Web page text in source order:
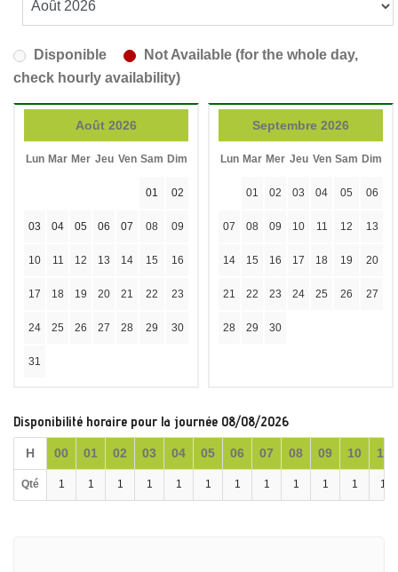
Disponible
Not Available (for the whole day,
check hourly availability)
Août 2026
Lun Mar Mer Jeu Ven Sam Dim
01 02
03 04 05 06 07 08 09
10 11 12 13 14 15 16
17 18 19 20 21 22 23
24 25 26 27 28 29 30
31
Septembre 2026
Lun Mar Mer Jeu Ven Sam Dim
01 02 03 04 05 06
07 08 09 10 11 12 13
14 15 16 17 18 19 20
21 22 23 24 25 26 27
28 29 30
Disponibilité horaire pour la journée 08/08/2026
H 00 01 02 03 04 05 06 07 08 09 10 11
Qté 1 1 1 1 1 1 1 1 1 1 1 1